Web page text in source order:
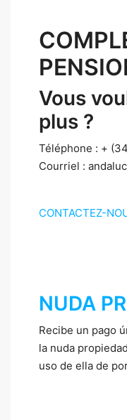
Vous
plus ?
Téléphone : +
Courriel :
CONTACTEZ-
NUDA
Recibe un pago
la nuda
uso de ella de